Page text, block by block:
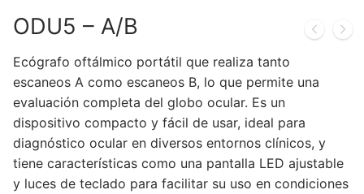
ODU5 – A/B
Ecógrafo oftálmico portátil que realiza tanto
escaneos A como escaneos B, lo que permite una
evaluación completa del globo ocular. Es un
dispositivo compacto y fácil de usar, ideal para
diagnóstico ocular en diversos entornos clínicos, y
tiene características como una pantalla LED ajustable
y luces de teclado para facilitar su uso en condiciones